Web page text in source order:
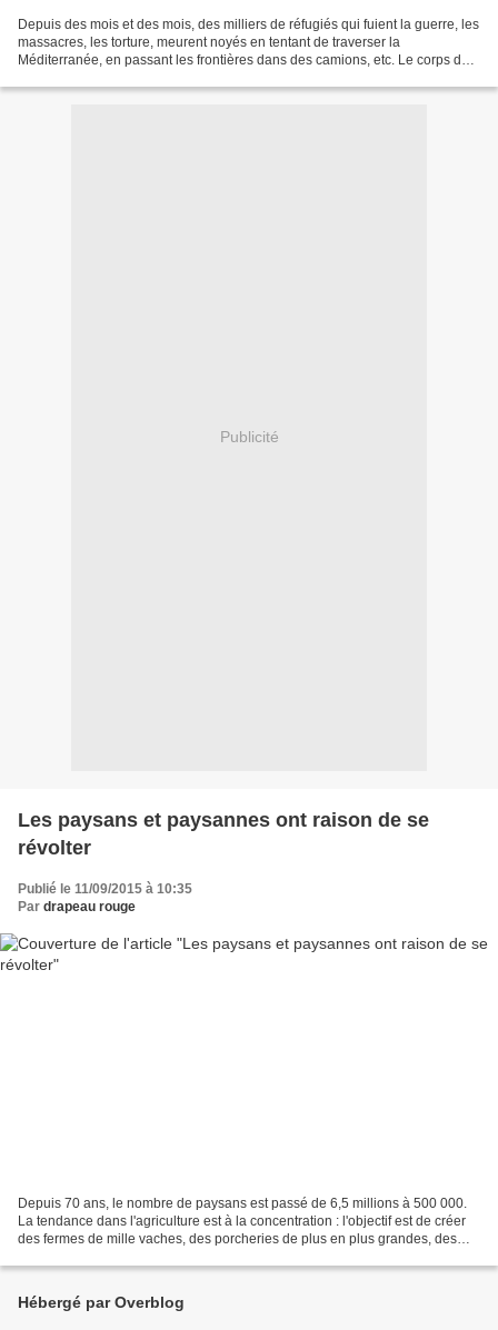
Depuis des mois et des mois, des milliers de réfugiés qui fuient la guerre, les
massacres, les torture, meurent noyés en tentant de traverser la
Méditerranée, en passant les frontières dans des camions, etc. Le corps du
Publicité
Les paysans et paysannes ont raison de se
révolter
Publié le 11/09/2015 à 10:35
Par drapeau rouge
Depuis 70 ans, le nombre de paysans est passé de 6,5 millions à 500 000.
La tendance dans l'agriculture est à la concentration : l'objectif est de créer
des fermes de mille vaches, des porcheries de plus en plus grandes, des
Hébergé par Overblog